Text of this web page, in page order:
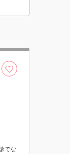
でな